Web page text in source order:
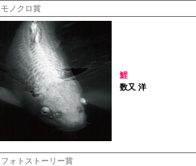
モノクロ賞
鯉
数又 洋
フォトストーリー賞